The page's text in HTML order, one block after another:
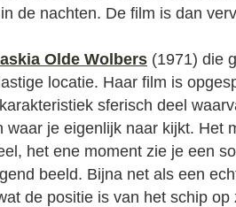
de nachten. De film is dan
Olde Wolbers (1971) die
locatie. Haar film is
sferisch deel
waar je eigenlijk naar kijkt. Het
het ene moment zie je een
beeld. Bijna net als een
de positie is van het schip